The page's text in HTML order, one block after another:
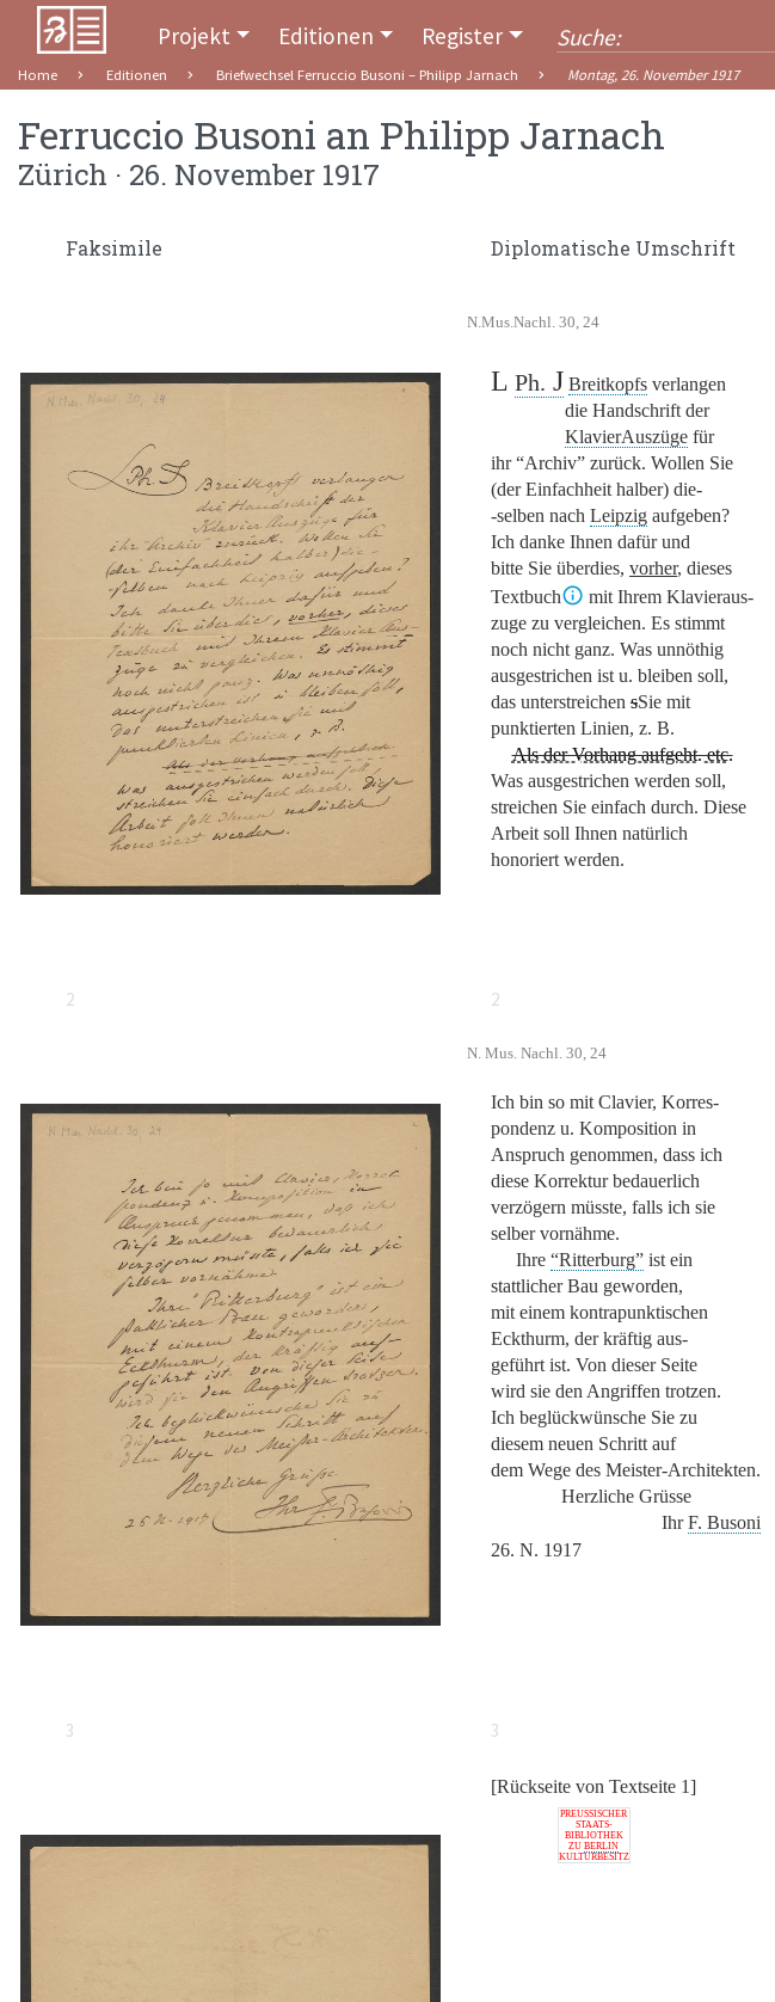
Projekt Editionen Register
Home Editionen Briefwechsel Ferruccio Busoni – Philipp Jarnach Montag, 26. November 1917
Ferruccio Busoni an Philipp Jarnach
Zürich · 26. November 1917
Faksimile Diplomatische Umschrift
N.Mus.Nachl. 30, 24
L Ph. J Breitkopfs verlangen
die Handschrift der
KlavierAuszüge für
ihr“Archiv” zurück. Wollen Sie
(der Einfachheit halber) die-
-selben nach Leipzig aufgeben?
Ich danke Ihnen dafür und
bitte Sie überdies, vorher, dieses
Textbuch
mit Ihrem Klavieraus-
zuge zu vergleichen. Es stimmt
noch nicht ganz. Was unnöthig
ausgestrichen ist u. bleiben soll,
das unterstreichen sSie mit
punktierten Linien, z. B.
Als der Vorhang aufgeht. etc.
Was ausgestrichen werden soll,
streichen Sie einfach durch. Diese
Arbeit soll Ihnen natürlich
honoriert werden.
2 2
N. Mus. Nachl. 30, 24
Ich bin so mit Clavier, Korres-
pondenz u. Komposition in
Anspruch genommen, dass ich
diese Korrektur bedauerlich
verzögern müsste, falls ich sie
selber vornähme.
Ihre “Ritterburg”ist ein
stattlicher Bau geworden,
mit einem kontrapunktischen
Eckthurm, der kräftig aus-
geführt ist. Von dieser Seite
wird sie den Angriffen trotzen.
Ich beglückwünsche Sie zu
diesem neuen Schritt auf
dem Wege des Meister-Architekten.
Herzliche Grüsse
IhrF. Busoni
26. N. 1917
3 3
[Rückseite von Textseite 1]
PREUSSISCHER
STAATS-
BIBLIOTHEK
ZU BERLIN
KULTURBESITZ